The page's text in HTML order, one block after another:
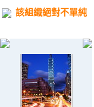
該組織絕對不單純